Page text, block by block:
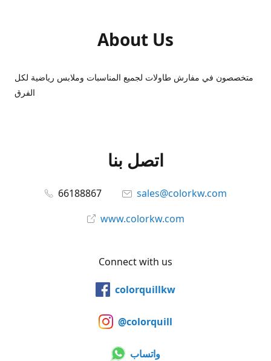
About Us
متخصصون في مفارش طاولات لجميع المناسبات وملابس رياضية لكل
الفرق
اتصل بنا
66188867
sales@colorkw.com
www.colorkw.com
Connect with us
colorquillkw
@colorquill
واتساب